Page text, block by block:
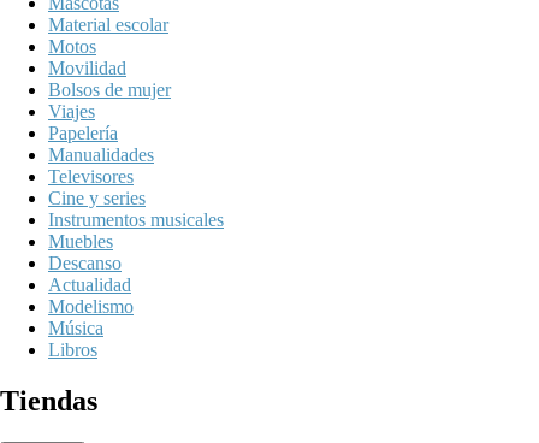
Material escolar
Motos
Movilidad
Bolsos de mujer
Viajes
Papelería
Manualidades
Televisores
Cine y series
Instrumentos musicales
Muebles
Descanso
Actualidad
Modelismo
Música
Libros
Tiendas